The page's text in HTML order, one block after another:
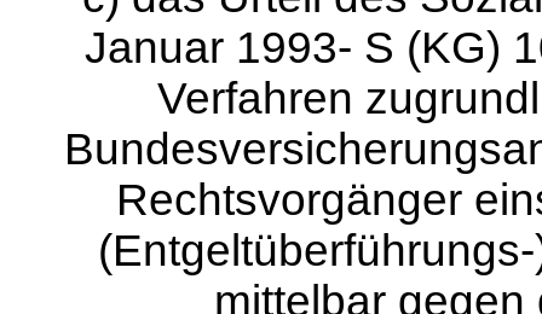
Januar 1993- S (KG)
Verfahren
Rechtsvorgänger
mittelbar